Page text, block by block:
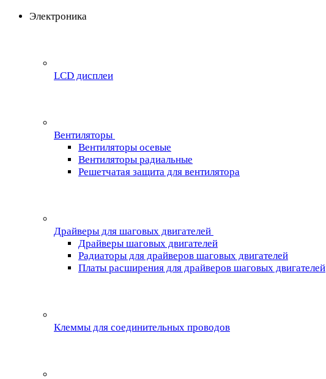
Электроника
LCD дисплеи
Вентиляторы
Вентиляторы осевые
Вентиляторы радиальные
Решетчатая защита для вентилятора
Драйверы для шаговых двигателей
Драйверы шаговых двигателей
Радиаторы для драйверов шаговых двигателей
Платы расширения для драйверов шаговых двигателей
Клеммы для соединительных проводов